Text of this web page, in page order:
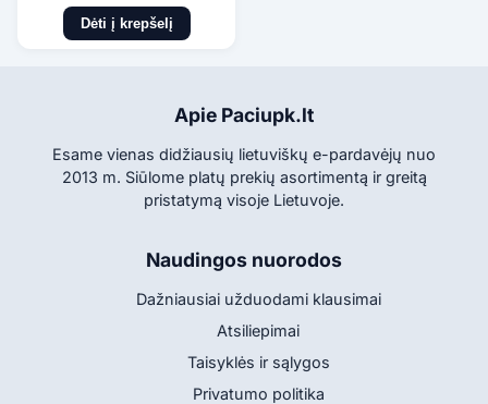
Dėti į krepšelį
Apie Paciupk.lt
Esame vienas didžiausių lietuviškų e-pardavėjų nuo
2013 m. Siūlome platų prekių asortimentą ir greitą
pristatymą visoje Lietuvoje.
Naudingos nuorodos
Dažniausiai užduodami klausimai
Atsiliepimai
Taisyklės ir sąlygos
Privatumo politika